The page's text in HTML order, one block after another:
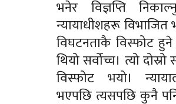
भनेर विज्ञप्ति
न्यायाधीशहरू
विघटनताकै विस्फोट
थियो सर्वोच्च। त्यो
विस्फोट भयो।
भएपछि त्यसपछि कुनै